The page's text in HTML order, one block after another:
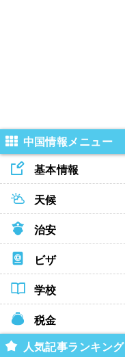
中国情報メニュー
基本情報
天候
治安
ビザ
学校
税金
人気記事ランキング